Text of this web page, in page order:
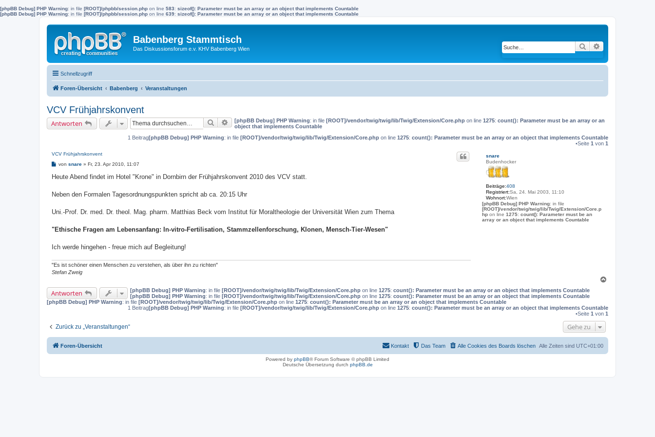
[phpBB Debug] PHP Warning: in file [ROOT]/phpbb/session.php on line 583: sizeof(): Parameter must be an array or an object that implements Countable
[phpBB Debug] PHP Warning: in file [ROOT]/phpbb/session.php on line 639: sizeof(): Parameter must be an array or an object that implements Countable
Babenberg Stammtisch
Das Diskussionsforum e.v. KHV Babenberg Wien Suche
Schnellzugriff
Foren-Übersicht Babenberg Veranstaltungen
VCV Frühjahrskonvent
Antworten Suche Erweiterte Suche
[phpBB Debug] PHP Warning: in file [ROOT]/vendor/twig/twig/lib/Twig/Extension/Core.php on line 1275: count(): Parameter must be an array or an
object that implements Countable
1 Beitrag[phpBB Debug] PHP Warning: in file [ROOT]/vendor/twig/twig/lib/Twig/Extension/Core.php on line 1275: count(): Parameter must be an array or an object that implements Countable
•Seite 1 von 1
snare
Budenhocker
Beiträge:408
Registriert:Sa, 24. Mai 2003, 11:10
Wohnort:Wien
[phpBB Debug] PHP Warning: in file
[ROOT]/vendor/twig/twig/lib/Twig/Extension/Core.p
hpon line 1275: count(): Parameter must be an
array or an object that implements Countable
VCV Frühjahrskonvent
B
i
a
von snare » Fr, 23. Apr 2010, 11:07
Heute Abend findet im Hotel "Krone" in Dornbirn der Frühjahrskonvent 2010 des VCV statt.
Neben den Formalen Tagesordnungspunkten spricht ab ca. 20:15 Uhr
Uni.-Prof. Dr. med. Dr. theol. Mag. pharm. Matthias Beck vom Institut für Moraltheologie der Universität Wien zum Thema
"Ethische Fragen am Lebensanfang: In-vitro-Fertilisation, Stammzellenforschung, Klonen, Mensch-Tier-Wesen"
Ich werde hingehen - freue mich auf Begleitung!
"Es ist schöner einen Menschen zu verstehen, als über ihn zu richten"
Stefan Zweig
o
Antworten [phpBB Debug] PHP Warning: in file [ROOT]/vendor/twig/twig/lib/Twig/Extension/Core.php on line 1275: count(): Parameter must be an array or an object that implements Countable
[phpBB Debug] PHP Warning: in file [ROOT]/vendor/twig/twig/lib/Twig/Extension/Core.php on line 1275: count(): Parameter must be an array or an object that implements Countable
[phpBB Debug] PHP Warning: in file [ROOT]/vendor/twig/twig/lib/Twig/Extension/Core.php on line 1275: count(): Parameter must be an array or an object that implements Countable
1 Beitrag[phpBB Debug] PHP Warning: in file [ROOT]/vendor/twig/twig/lib/Twig/Extension/Core.php on line 1275: count(): Parameter must be an array or an object that implements Countable
•Seite 1 von 1
Zurück zu „Veranstaltungen“ Gehe zu
Foren-Übersicht Alle Zeiten sind UTC+01:00
Alle Cookies des Boards löschen
Das Team
Kontakt
Powered by phpBB® Forum Software © phpBB Limited
Deutsche Übersetzung durch phpBB.de